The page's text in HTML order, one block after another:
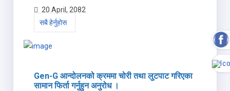
20 April, 2082
सबै हेर्नुहोस
Gen-G आन्दोलनको क्रममा चोरी तथा लुटपाट गरिएका
सामान फिर्ता गर्नुहुन अनुरोध ।